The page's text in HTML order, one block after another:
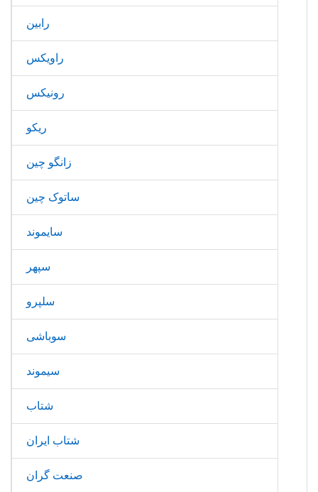
رابین
راویکس
رونیکس
ریکو
زانگو چین
ساتوک چین
سایموند
سپهر
سلپرو
سوباشی
سیموند
شتاب
شتاب ایران
صنعت گران